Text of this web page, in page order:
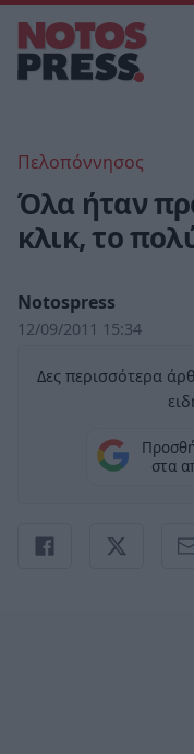
Πελοπόννησος
Όλα ήταν
κλικ, το
Notospress
12/09/2011 15:34
Δες περισσότερα
στα